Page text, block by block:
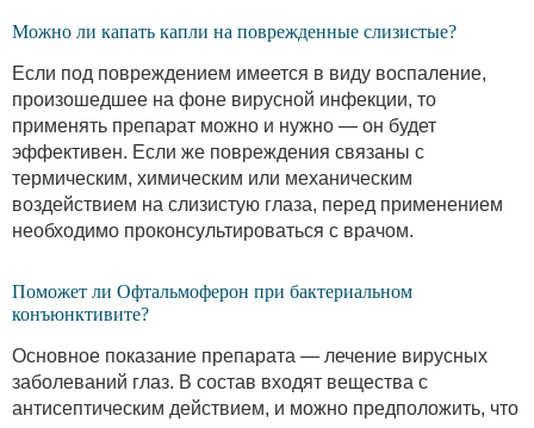
Можно ли капать капли на поврежденные слизистые?
Если под повреждением имеется в виду воспаление,
произошедшее на фоне вирусной инфекции, то
применять препарат можно и нужно — он будет
эффективен. Если же повреждения связаны с
термическим, химическим или механическим
воздействием на слизистую глаза, перед применением
необходимо проконсультироваться с врачом.
Поможет ли Офтальмоферон при бактериальном
конъюнктивите?
Основное показание препарата — лечение вирусных
заболеваний глаз. В состав входят вещества с
антисептическим действием, и можно предположить, что